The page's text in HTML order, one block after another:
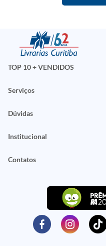
TOP 10 + VENDIDOS
Serviços
Dúvidas
Institucional
Contatos